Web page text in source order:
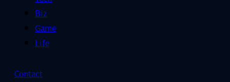
Biz
Game
Life
Contact